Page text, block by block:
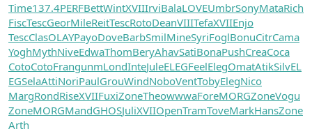
Time137.4PERFBettWintXVIIIrviBalaLOVEUmbrSonyMataRich
FiscTescGeorMileReitTescRotoDeanVIIITefaXVIIEnjo
TescClasOLAYPayoDoveBarbSmilMineSyriFoglBonuCitrCama
YoghMythNiveEdwaThomBeryAhavSatiBonaPushCreaCoca
CotoCotoFrangunmLondInteJuleELEGFeelElegOmatAtikSilvEL
EGSelaAttiNoriPaulGrouWindNoboVentTobyElegNico
MargRondRiseXVIIFuxiZoneTheowwwaForeMORGZoneVogu
ZoneMORGMandGHOSJuliXVIIOpenTramToveMarkHansZone
Arth